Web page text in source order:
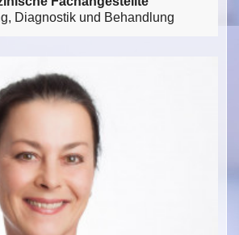
Diagnostik und Behandlung